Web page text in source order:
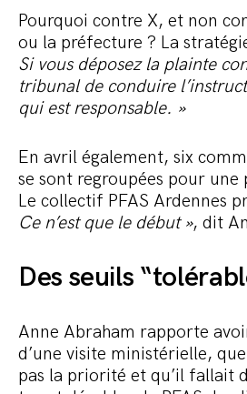
Pourquoi contre X, et non
ou la préfecture ? La
Si vous déposez la plainte
tribunal de conduire
qui est responsable. »
En avril également, six
se sont regroupées pour
Le collectif PFAS Ardennes
Ce n’est que le début », dit
Des seuils
Anne Abraham rapporte
d’une visite ministérielle,
pas la priorité et qu’il fallait